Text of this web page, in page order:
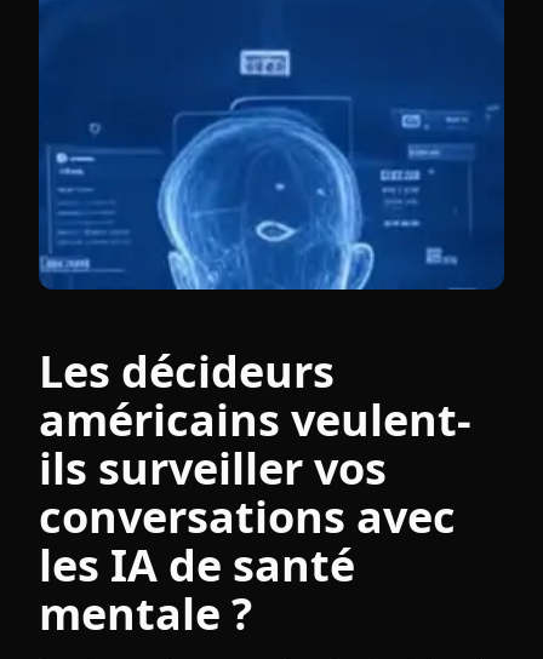
Les décideurs
américains veulent-
ils surveiller vos
conversations avec
les IA de santé
mentale ?